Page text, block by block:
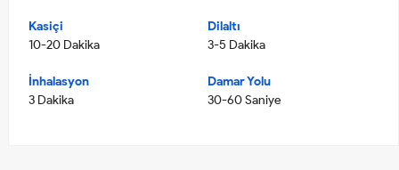
Kasiçi
10-20 Dakika
Dilaltı
3-5 Dakika
İnhalasyon
3 Dakika
Damar Yolu
30-60 Saniye